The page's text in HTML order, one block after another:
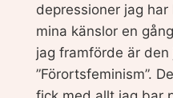
depressioner jag
mina känslor en
jag framförde är
”Förortsfeminism”.